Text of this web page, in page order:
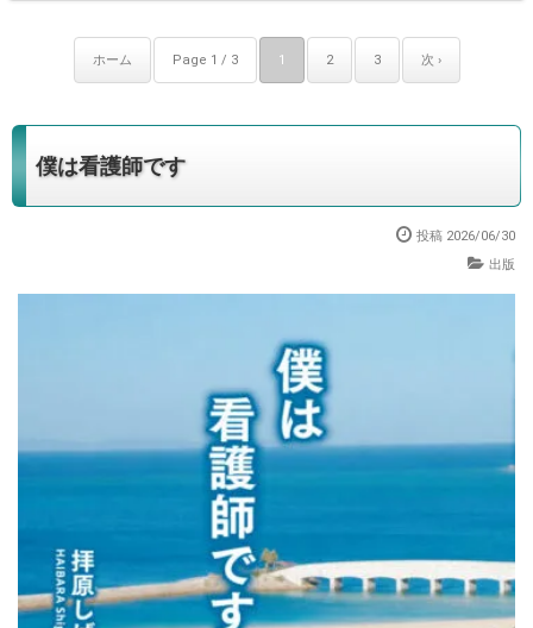
ホーム Page 1 / 3 1 2 3 次 ›
僕は看護師です
投稿 2026/06/30
出版